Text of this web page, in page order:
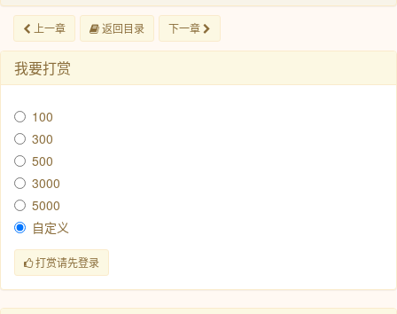
上一章 返回目录 下一章
我要打赏
100
300
500
3000
5000
自定义
打赏请先登录